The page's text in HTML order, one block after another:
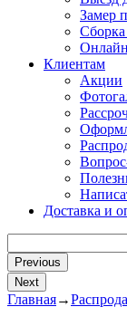
Замер
Клиентам
Акции
Доставка и
Previous
Next
Главная→